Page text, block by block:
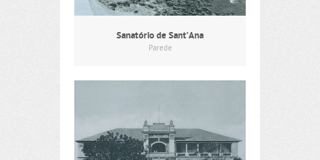
Sanatório de Sant’Ana
Parede